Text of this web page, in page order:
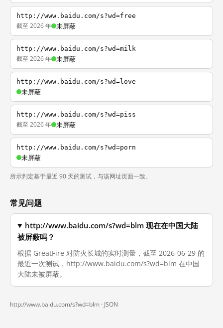
http://www.baidu.com/s?wd=free
截至 2026 年 未屏蔽
http://www.baidu.com/s?wd=milk
截至 2026 年 未屏蔽
http://www.baidu.com/s?wd=love
未屏蔽
http://www.baidu.com/s?wd=piss
截至 2026 年 未屏蔽
http://www.baidu.com/s?wd=porn
未屏蔽
所示判定基于最近 90 天的测试，与该网址页面一致。
常见问题
http://www.baidu.com/s?wd=blm 现在在中国大陆
被屏蔽吗？
根据 GreatFire 对防火长城的实时测量，截至 2026-06-29 的
最近一次测试，http://www.baidu.com/s?wd=blm 在中国
大陆未被屏蔽。
http://www.baidu.com/s?wd=blm · JSON